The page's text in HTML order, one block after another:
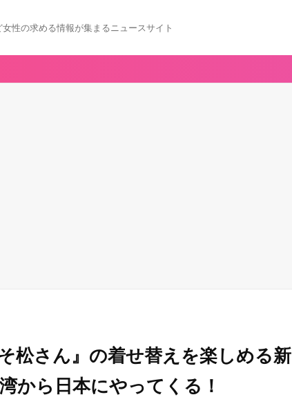
性の求める情報が集まるニュースサイト
松さん』の着せ替えを楽しめる新
から日本にやってくる！